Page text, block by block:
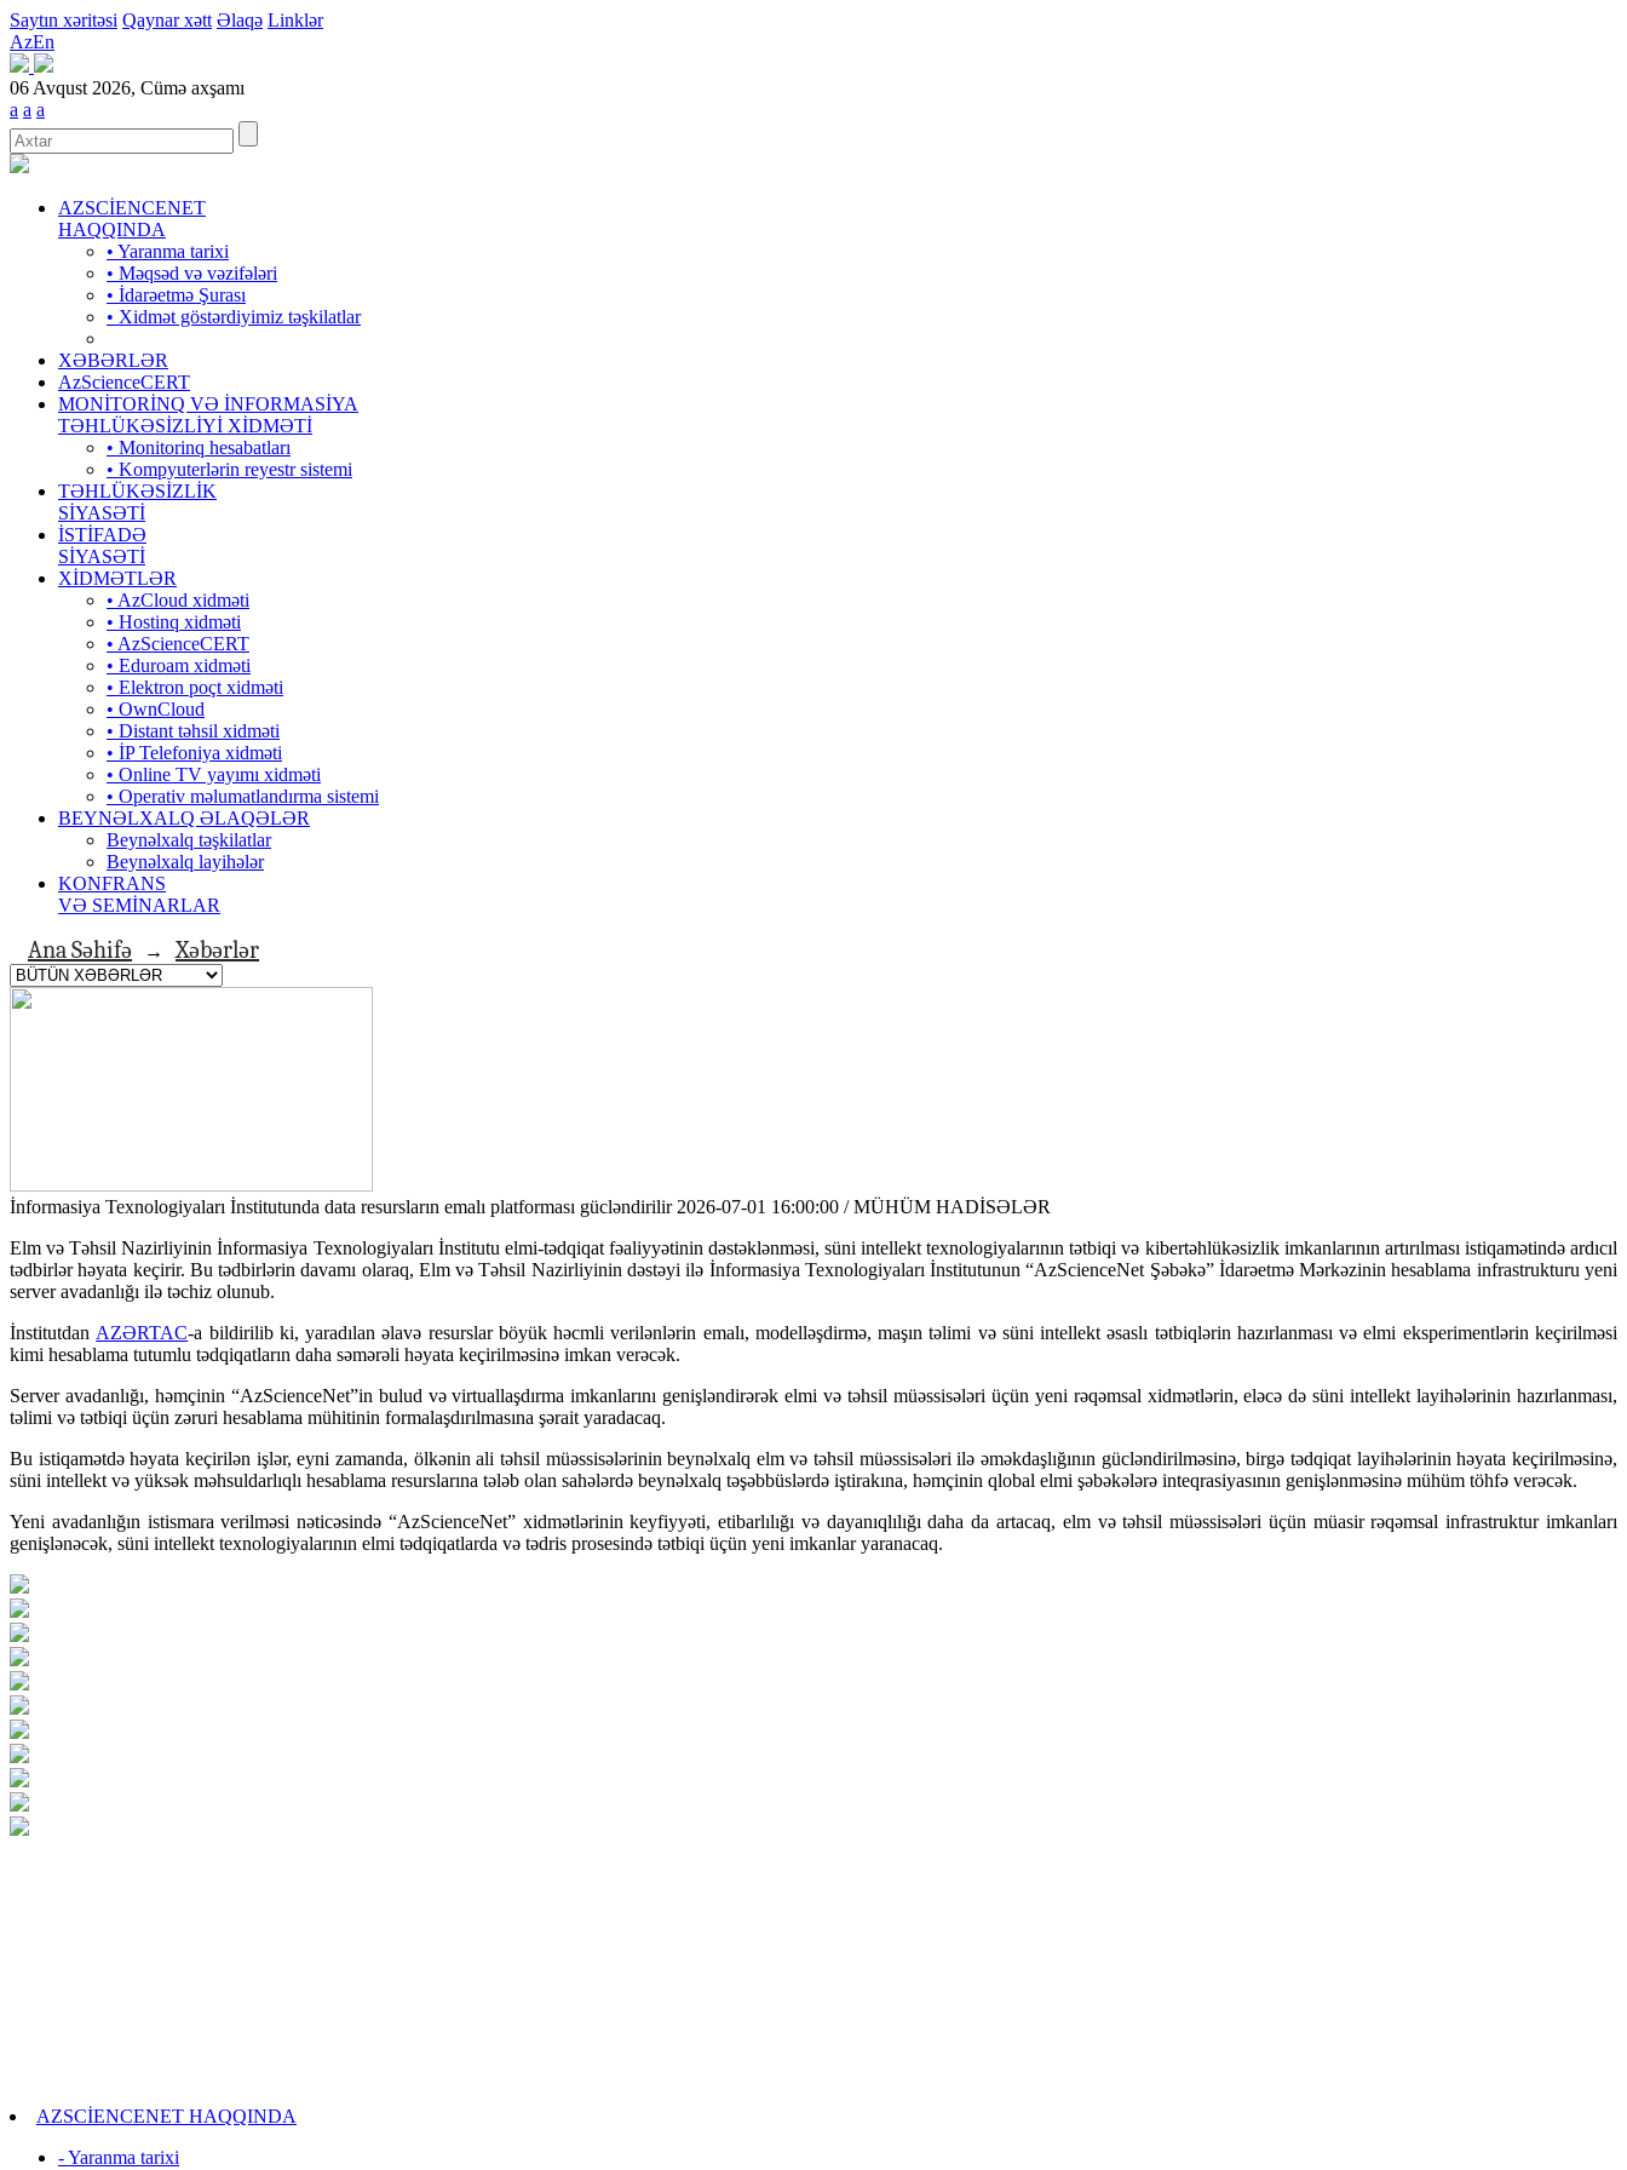
Saytın xəritəsi Qaynar xətt Əlaqə Linklər
AzEn
06 Avqust 2026, Cümə axşamı
a a a
AZSCİENCENET
HAQQINDA
• Yaranma tarixi
• Məqsəd və vəzifələri
• İdarəetmə Şurası
• Xidmət göstərdiyimiz təşkilatlar
XƏBƏRLƏR
AzScienceCERT
MONİTORİNQ VƏ İNFORMASİYA
TƏHLÜKƏSİZLİYİ XİDMƏTİ
• Monitorinq hesabatları
• Kompyuterlərin reyestr sistemi
TƏHLÜKƏSİZLİK
SİYASƏTİ
İSTİFADƏ
SİYASƏTİ
XİDMƏTLƏR
• AzCloud xidməti
• Hostinq xidməti
• AzScienceCERT
• Eduroam xidməti
• Elektron poçt xidməti
• OwnCloud
• Distant təhsil xidməti
• İP Telefoniya xidməti
• Оnline TV yayımı xidməti
• Operativ məlumatlandırma sistemi
BEYNƏLXALQ ƏLAQƏLƏR
Beynəlxalq təşkilatlar
Beynəlxalq layihələr
KONFRANS
VƏ SEMİNARLAR
Ana Səhifə → Xəbərlər
İnformasiya Texnologiyaları İnstitutunda data resursların emalı platforması gücləndirilir 2026-07-01 16:00:00 / MÜHÜM HADİSƏLƏR
Elm və Təhsil Nazirliyinin İnformasiya Texnologiyaları İnstitutu elmi-tədqiqat fəaliyyətinin dəstəklənməsi, süni intellekt texnologiyalarının tətbiqi və kibertəhlükəsizlik imkanlarının artırılması istiqamətində ardıcıl
tədbirlər həyata keçirir. Bu tədbirlərin davamı olaraq, Elm və Təhsil Nazirliyinin dəstəyi ilə İnformasiya Texnologiyaları İnstitutunun “AzScienceNet Şəbəkə” İdarəetmə Mərkəzinin hesablama infrastrukturu yeni
server avadanlığı ilə təchiz olunub.
İnstitutdan AZƏRTAC-a bildirilib ki, yaradılan əlavə resurslar böyük həcmli verilənlərin emalı, modelləşdirmə, maşın təlimi və süni intellekt əsaslı tətbiqlərin hazırlanması və elmi eksperimentlərin keçirilməsi
kimi hesablama tutumlu tədqiqatların daha səmərəli həyata keçirilməsinə imkan verəcək.
Server avadanlığı, həmçinin “AzScienceNet”in bulud və virtuallaşdırma imkanlarını genişləndirərək elmi və təhsil müəssisələri üçün yeni rəqəmsal xidmətlərin, eləcə də süni intellekt layihələrinin hazırlanması,
təlimi və tətbiqi üçün zəruri hesablama mühitinin formalaşdırılmasına şərait yaradacaq.
Bu istiqamətdə həyata keçirilən işlər, eyni zamanda, ölkənin ali təhsil müəssisələrinin beynəlxalq elm və təhsil müəssisələri ilə əməkdaşlığının gücləndirilməsinə, birgə tədqiqat layihələrinin həyata keçirilməsinə,
süni intellekt və yüksək məhsuldarlıqlı hesablama resurslarına tələb olan sahələrdə beynəlxalq təşəbbüslərdə iştirakına, həmçinin qlobal elmi şəbəkələrə inteqrasiyasının genişlənməsinə mühüm töhfə verəcək.
Yeni avadanlığın istismara verilməsi nəticəsində “AzScienceNet” xidmətlərinin keyfiyyəti, etibarlılığı və dayanıqlılığı daha da artacaq, elm və təhsil müəssisələri üçün müasir rəqəmsal infrastruktur imkanları
genişlənəcək, süni intellekt texnologiyalarının elmi tədqiqatlarda və tədris prosesində tətbiqi üçün yeni imkanlar yaranacaq.
AZSCİENCENET HAQQINDA
- Yaranma tarixi